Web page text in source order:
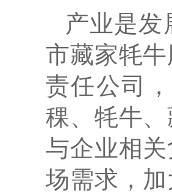
产业是发
市藏家牦
责任公司
稞、牦牛
与企业相
场需求，